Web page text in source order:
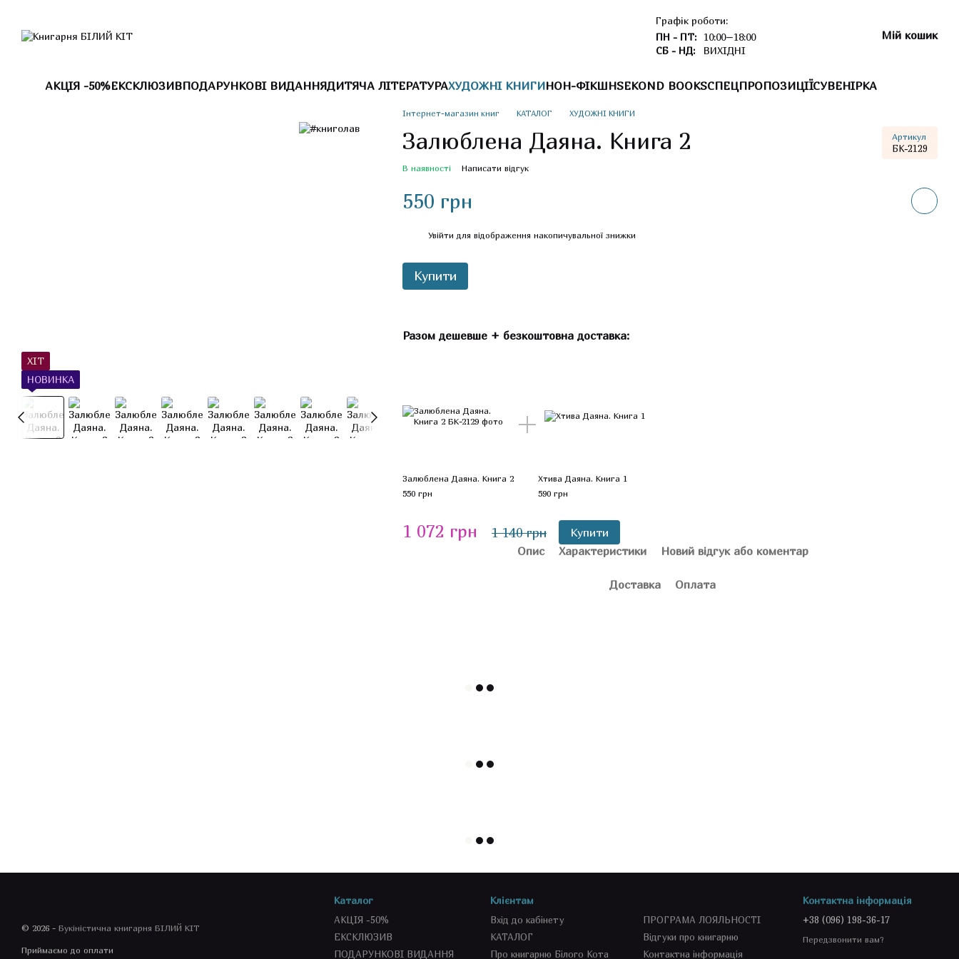
Графік роботи:
ПН - ПТ: 10:00–18:00
СБ - НД:
ВИХІДНІ
Мій кошик
АКЦІЯ -50%ЕКСКЛЮЗИВПОДАРУНКОВІ ВИДАННЯДИТЯЧА ЛІТЕРАТУРАХУДОЖНІ КНИГИНОН-ФІКШНSEKOND BOOKSСПЕЦПРОПОЗИЦІЇСУВЕНІРКА
ХІТ
НОВИНКА
Інтернет-магазин книг КАТАЛОГ ХУДОЖНІ КНИГИ
Залюблена Даяна. Книга 2 Артикул
БК-2129
В наявності Написати відгук
550 грн
Увійти для відображення накопичувальної знижки
Купити
Разом дешевше + безкоштовна доставка:
Залюблена Даяна. Книга 2
550 грн
Хтива Даяна. Книга 1
590 грн
1 072 грн 1 140 грн
Купити
Опис
Характеристики Новий відгук або коментар
Доставка Оплата
© 2026 - Букіністична книгарня БІЛИЙ КІТ
Приймаємо до оплати
Каталог
АКЦІЯ -50%
ЕКСКЛЮЗИВ
ПОДАРУНКОВІ ВИДАННЯ
Клієнтам
Вхід до кабінету
КАТАЛОГ
Про книгарню Білого Кота
ПРОГРАМА ЛОЯЛЬНОСТІ
Відгуки про книгарню
Контактна інформація
Контактна інформація
+38 (096) 198-36-17
Передзвонити вам?